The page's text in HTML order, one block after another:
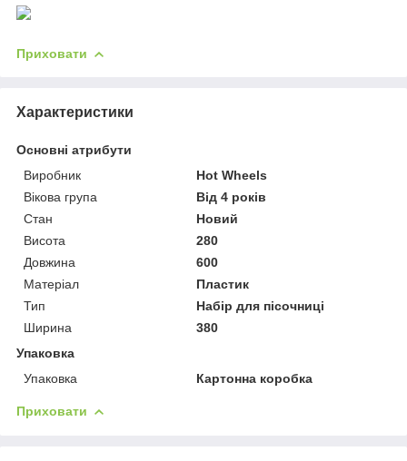
Приховати
Характеристики
Основні атрибути
Виробник
Hot Wheels
Вікова група
Від 4 років
Стан
Новий
Висота
280
Довжина
600
Матеріал
Пластик
Тип
Набір для пісочниці
Ширина
380
Упаковка
Упаковка
Картонна коробка
Приховати